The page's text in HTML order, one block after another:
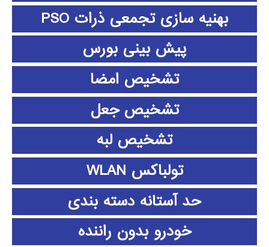
بهنیه سازی تجمعی ذرات PSO
پیش بینی بورس
تشخیص امضا
تشخیص جعل
تشخیص لبه
تولباکس WLAN
حد آستانه دسته بندی
خودرو بدون راننده